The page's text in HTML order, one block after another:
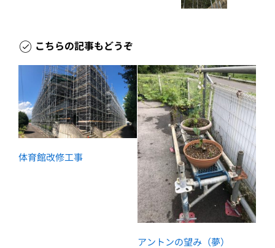
こちらの記事もどうぞ
体育館改修工事
アントンの望み（夢）